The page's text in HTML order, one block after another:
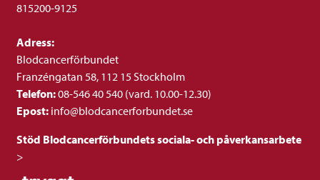
815200-9125
Adress:
Blodcancerförbundet
Franzéngatan 58, 112 15 Stockholm
Telefon:08-546 40 540 (vard. 10.00-12.30)
Epost: info@blodcancerforbundet.se
Stöd Blodcancerförbundets sociala- och påverkansarbete
>